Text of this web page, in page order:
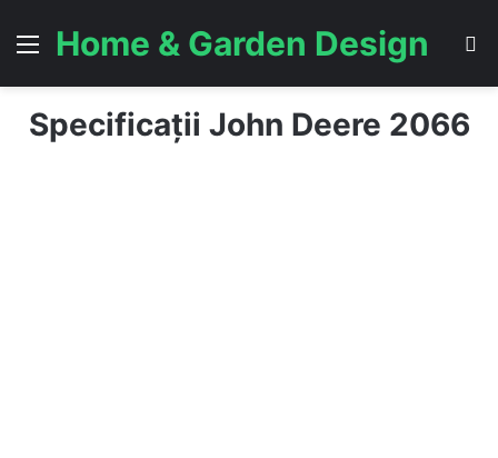
Menu
Home & Garden Design
Specificații John Deere 2066